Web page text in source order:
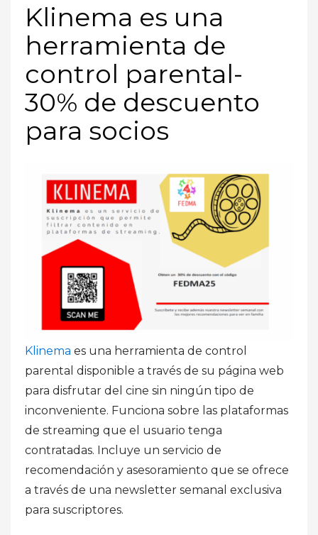
Klinema es una
herramienta de
control parental-
30% de descuento
para socios
Klinema es una herramienta de control
parental disponible a través de su página web
para disfrutar del cine sin ningún tipo de
inconveniente. Funciona sobre las plataformas
de streaming que el usuario tenga
contratadas. Incluye un servicio de
recomendación y asesoramiento que se ofrece
a través de una newsletter semanal exclusiva
para suscriptores.